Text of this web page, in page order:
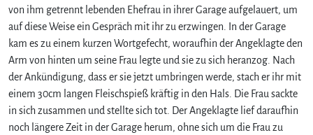
von ihm getrennt lebenden Ehefrau in ihrer Garage aufgelauert, um
auf diese Weise ein Gespräch mit ihr zu erzwingen. In der Garage
kam es zu einem kurzen Wortgefecht, woraufhin der Angeklagte den
Arm von hinten um seine Frau legte und sie zu sich heranzog. Nach
der Ankündigung, dass er sie jetzt umbringen werde, stach er ihr mit
einem 30cm langen Fleischspieß kräftig in den Hals. Die Frau sackte
in sich zusammen und stellte sich tot. Der Angeklagte lief daraufhin
noch längere Zeit in der Garage herum, ohne sich um die Frau zu